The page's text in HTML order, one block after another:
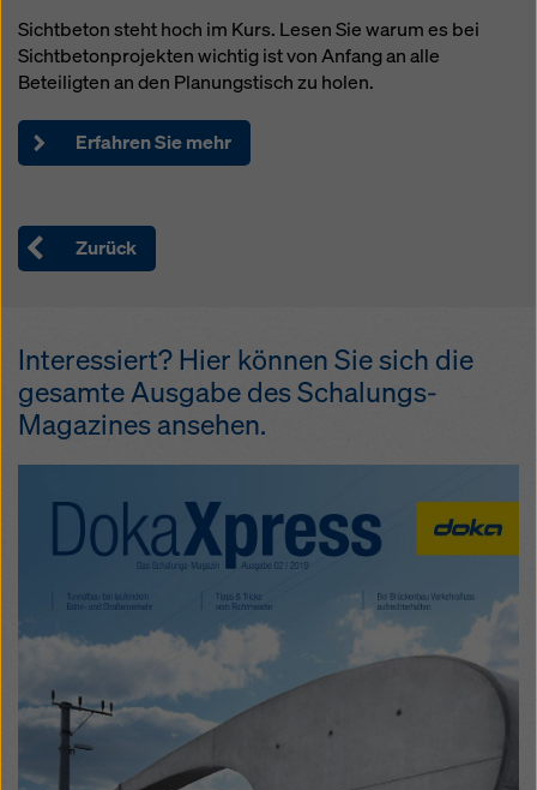
Sichtbeton steht hoch im Kurs. Lesen Sie warum es bei
Sichtbetonprojekten wichtig ist von Anfang an alle
Beteiligten an den Planungstisch zu holen.
Erfahren Sie mehr
Zurück
Interessiert? Hier können Sie sich die
gesamte Ausgabe des Schalungs-
Magazines ansehen.